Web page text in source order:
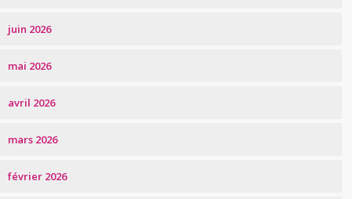
juin 2026
mai 2026
avril 2026
mars 2026
février 2026